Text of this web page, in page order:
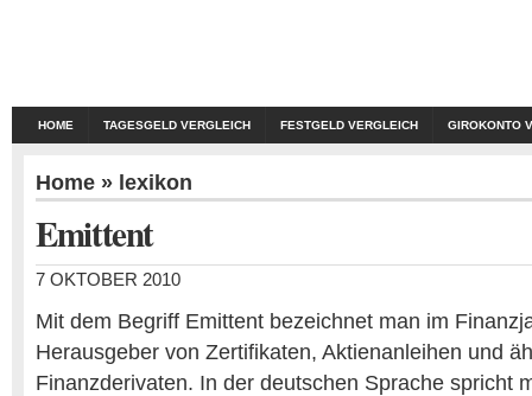
HOME TAGESGELD VERGLEICH FESTGELD VERGLEICH GIROKONTO
Home » lexikon
Emittent
7 OKTOBER 2010
Mit dem Begriff Emittent bezeichnet man im
Herausgeber von Zertifikaten, Aktienanleihen und
Finanzderivaten. In der deutschen Sprache spricht